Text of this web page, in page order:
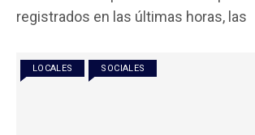
b
o
k
er s
p
p
p
registrados en las últimas horas, las
LOCALES SOCIALES